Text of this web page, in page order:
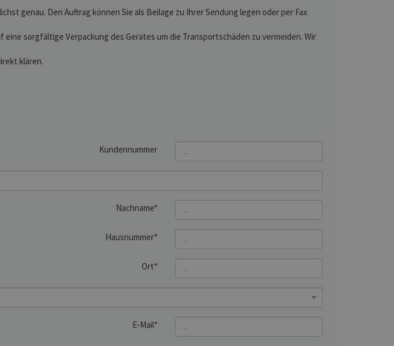
genau. Den Auftrag können Sie als Beilage zu Ihrer Sendung legen oder per Fax
sorgfältige Verpackung des Gerätes um die Transportschäden zu vermeiden. Wir
klären.
Kundennummer
Nachname*
Hausnummer*
Ort*
E-Mail*